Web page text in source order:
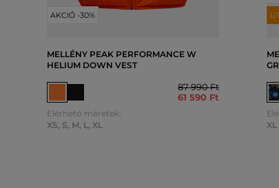
AKCIÓ -30%
MELLÉNY PEAK PERFORMANCE W
HELIUM DOWN VEST
87 990 Ft
61 590 Ft
Elérhető méretek:
XS, S, M, L, XL
XL